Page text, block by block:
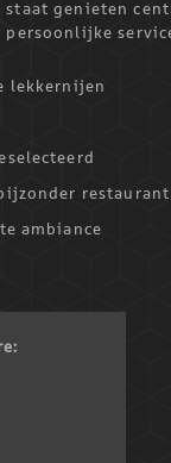
staat genieten
lekkernijen
restaurant
ambiance